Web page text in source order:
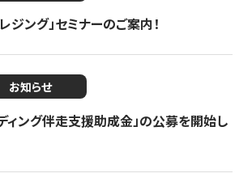
ジング」セミナーのご案内！
お知らせ
ィング伴走支援助成金」の公募を開始し